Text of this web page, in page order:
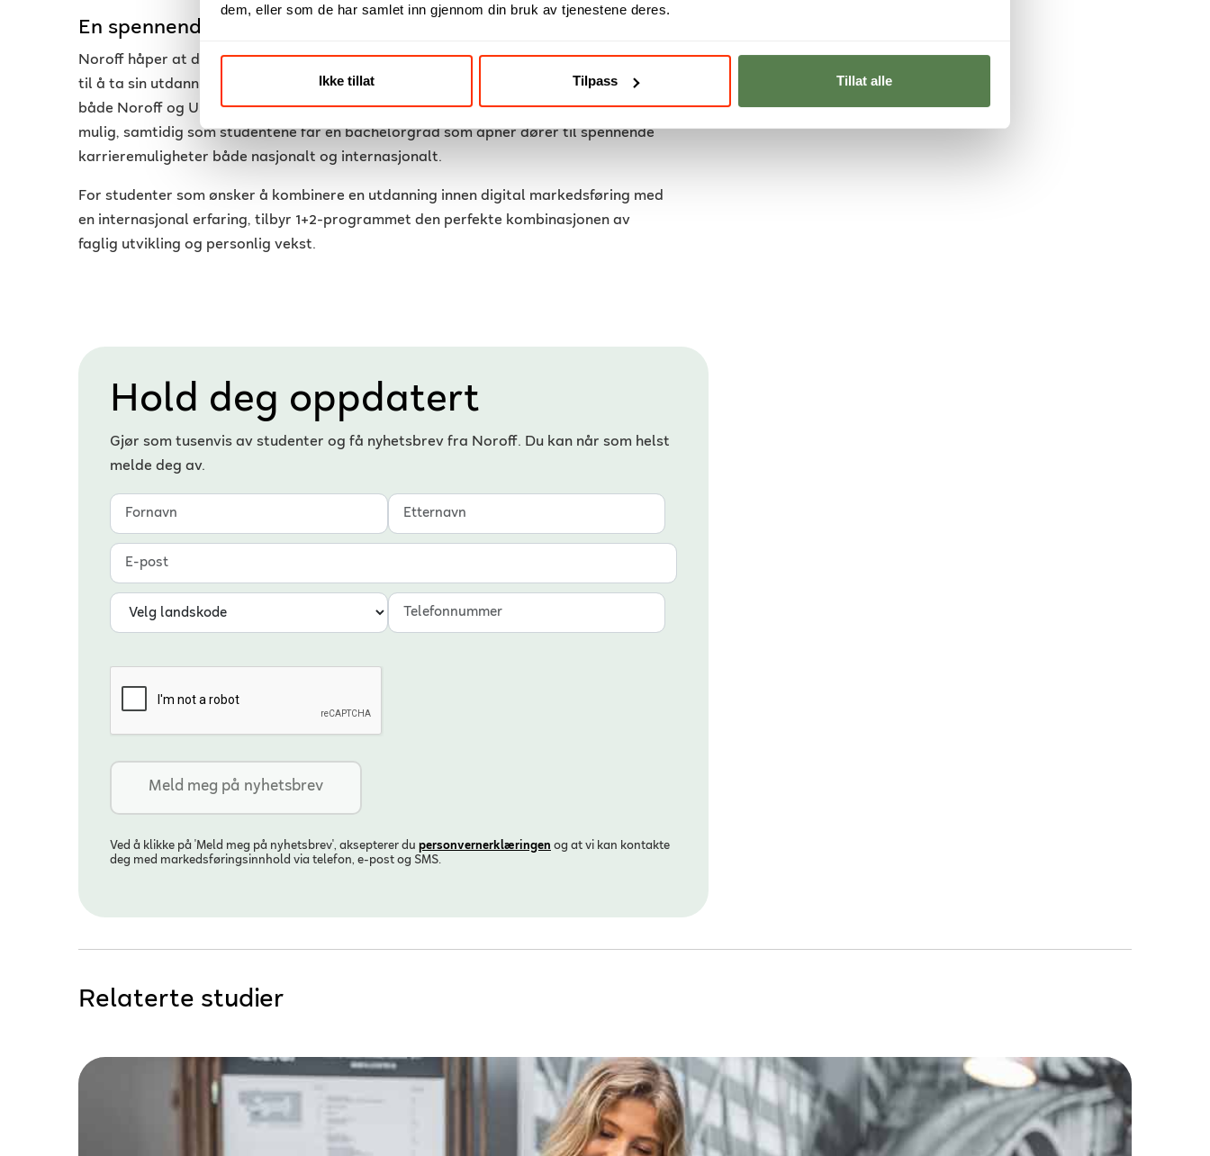
dem, eller som de har samlet inn gjennom din bruk av tjenestene deres.
Ikke tillat Tilpass Tillat alle
En spennende vei videre
Noroff håper at dette nye samarbeidet vil inspirere flere studenter til å gripe sjansen
til å ta sin utdanning til nye høyder gjennom internasjonale studier. Med støtte fra
både Noroff og USW er målet å gjøre overgangen til studier i utlandet så smidig som
mulig, samtidig som studentene får en bachelorgrad som åpner dører til spennende
karrieremuligheter både nasjonalt og internasjonalt.
For studenter som ønsker å kombinere en utdanning innen digital markedsføring med
en internasjonal erfaring, tilbyr 1+2-programmet den perfekte kombinasjonen av
faglig utvikling og personlig vekst.
Hold deg oppdatert
Gjør som tusenvis av studenter og få nyhetsbrev fra Noroff. Du kan når som helst
melde deg av.
Fornavn
Etternavn
E-post
Landskode
Telefonnummer
Ved å klikke på 'Meld meg på nyhetsbrev', aksepterer du personvern­erklæringen og at vi kan kontakte
deg med markedsføringsinnhold via telefon, e-post og SMS.
Relaterte studier